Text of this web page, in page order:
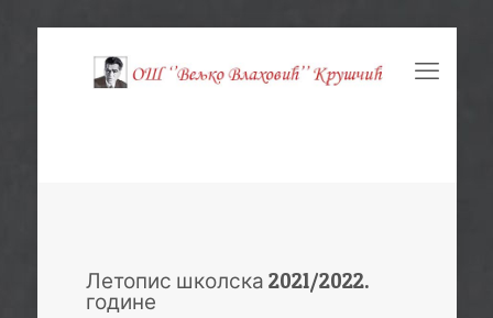
Летопис школска 2021/2022.
године